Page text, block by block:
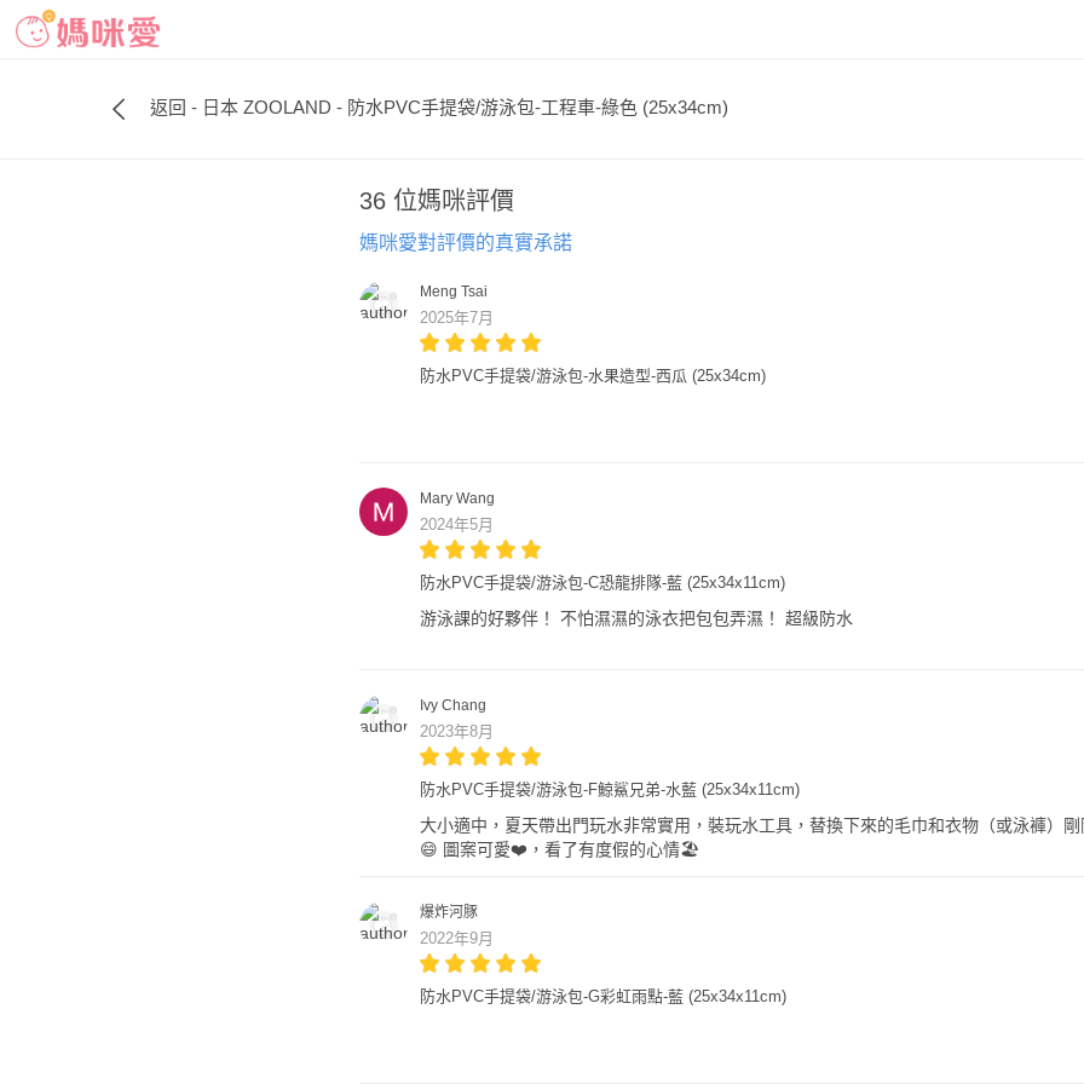
返回 - 日本 ZOOLAND - 防水PVC手提袋/游泳包-工程車-綠色 (25x34cm)
36 位媽咪評價
媽咪愛對評價的真實承諾
Meng Tsai
2025年7月
防水PVC手提袋/游泳包-水果造型-西瓜 (25x34cm)
Mary Wang
2024年5月
防水PVC手提袋/游泳包-C恐龍排隊-藍 (25x34x11cm)
游泳課的好夥伴！ 不怕濕濕的泳衣把包包弄濕！ 超級防水
Ivy Chang
2023年8月
防水PVC手提袋/游泳包-F鯨鯊兄弟-水藍 (25x34x11cm)
大小適中，夏天帶出門玩水非常實用，裝玩水工具，替換下來的毛巾和衣物（或泳褲）剛
😄 圖案可愛❤️，看了有度假的心情🏖
爆炸河豚
2022年9月
防水PVC手提袋/游泳包-G彩虹雨點-藍 (25x34x11cm)